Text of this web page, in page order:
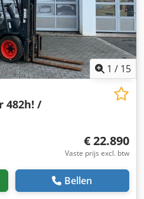
1 / 15
482h! /
€ 22.890
Vaste prijs excl. btw
Bellen